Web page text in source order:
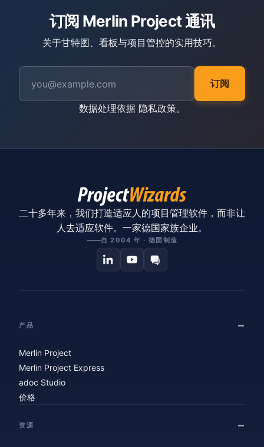
订阅 Merlin Project 通讯
关于甘特图、看板与项目管控的实用技巧。
订阅
数据处理依据 隐私政策。
二十多年来，我们打造适应人的项目管理软件，而非让
人去适应软件。一家德国家族企业。
自 2004 年 · 德国制造
产品
Merlin Project
Merlin Project Express
adoc Studio
价格
资源